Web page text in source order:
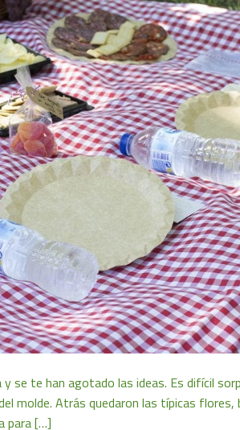
se te han agotado las ideas. Es difícil
molde. Atrás quedaron las típicas flores,
para […]